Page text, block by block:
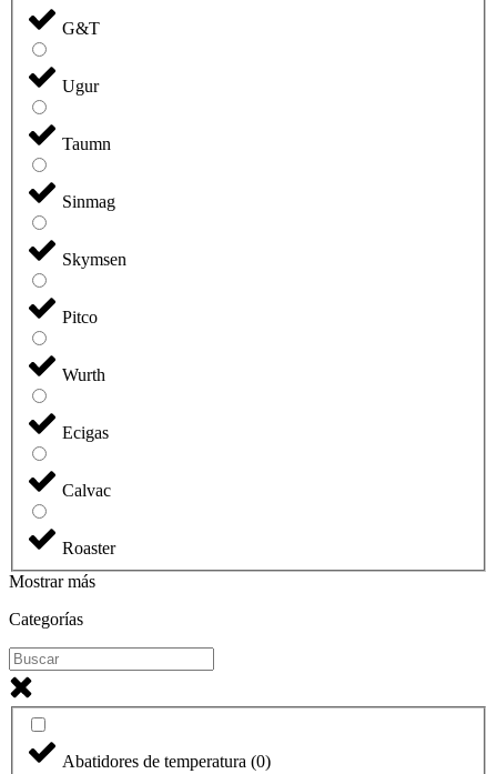
G&T
Ugur
Taumn
Sinmag
Skymsen
Pitco
Wurth
Ecigas
Calvac
Roaster
Mostrar más
Categorías
Abatidores de temperatura (0)